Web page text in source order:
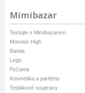
Mimibazar
Testujte s Mimibazarem
Monster High
Barbie
Lego
Pyžama
Kosmetika a parfémy
Teplákové soupravy